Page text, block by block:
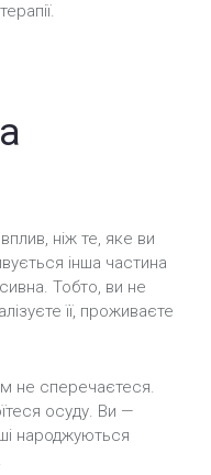
ніж те, яке ви
інша частина
Тобто, ви не
її, проживаєте
не сперечаєтеся.
осуду. Ви —
народжуються